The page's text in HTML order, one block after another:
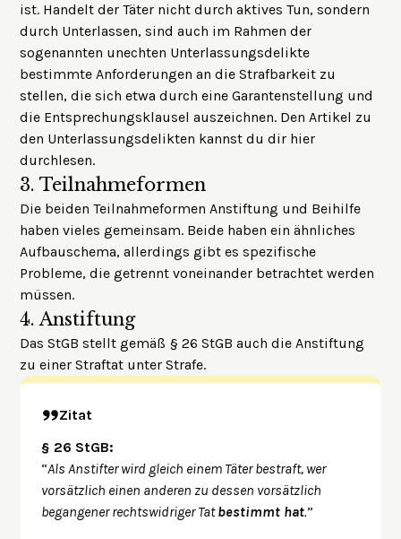
ist. Handelt der Täter nicht durch aktives Tun, sondern
durch Unterlassen, sind auch im Rahmen der
sogenannten unechten Unterlassungsdelikte
bestimmte Anforderungen an die Strafbarkeit zu
stellen, die sich etwa durch eine Garantenstellung und
die Entsprechungsklausel auszeichnen. Den Artikel zu
den Unterlassungsdelikten kannst du dir hier
durchlesen.
3. Teilnahmeformen
Die beiden Teilnahmeformen Anstiftung und Beihilfe
haben vieles gemeinsam. Beide haben ein ähnliches
Aufbauschema, allerdings gibt es spezifische
Probleme, die getrennt voneinander betrachtet werden
müssen.
4. Anstiftung
Das StGB stellt gemäß § 26 StGB auch die Anstiftung
zu einer Straftat unter Strafe.
Zitat
§ 26 StGB:
“Als Anstifter wird gleich einem Täter bestraft, wer
vorsätzlich einen anderen zu dessen vorsätzlich
begangener rechtswidriger Tatbestimmt hat.”